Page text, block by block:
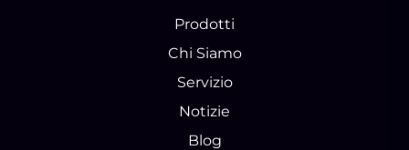
Prodotti
Chi Siamo
Servizio
Notizie
Blog